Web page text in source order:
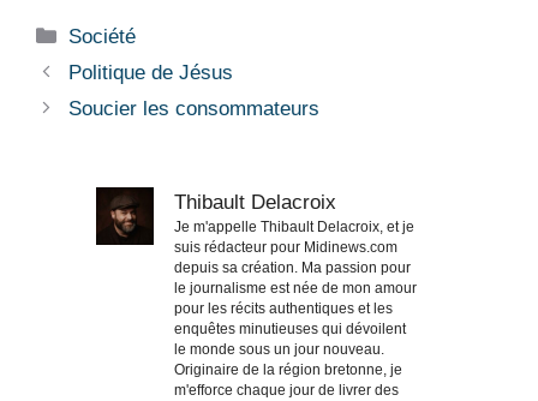
Catégories
Société
Politique de Jésus
Soucier les consommateurs
Thibault Delacroix
Je m'appelle Thibault Delacroix, et je
suis rédacteur pour Midinews.com
depuis sa création. Ma passion pour
le journalisme est née de mon amour
pour les récits authentiques et les
enquêtes minutieuses qui dévoilent
le monde sous un jour nouveau.
Originaire de la région bretonne, je
m'efforce chaque jour de livrer des